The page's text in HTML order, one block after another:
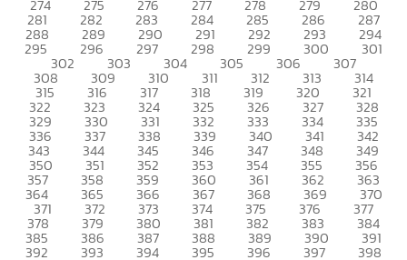
274 275 276 277 278 279 280
281 282 283 284 285 286 287
288 289 290 291 292 293 294
295 296 297 298 299 300 301
302 303 304 305 306 307
308 309 310 311 312 313 314
315 316 317 318 319 320 321
322 323 324 325 326 327 328
329 330 331 332 333 334 335
336 337 338 339 340 341 342
343 344 345 346 347 348 349
350 351 352 353 354 355 356
357 358 359 360 361 362 363
364 365 366 367 368 369 370
371 372 373 374 375 376 377
378 379 380 381 382 383 384
385 386 387 388 389 390 391
392 393 394 395 396 397 398